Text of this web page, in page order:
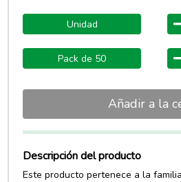
Unidad
Pack de 50
Añadir a la
Descripción del producto
Este producto pertenece a la